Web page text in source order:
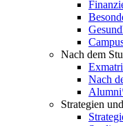
Nach dem
Nach
Strategien